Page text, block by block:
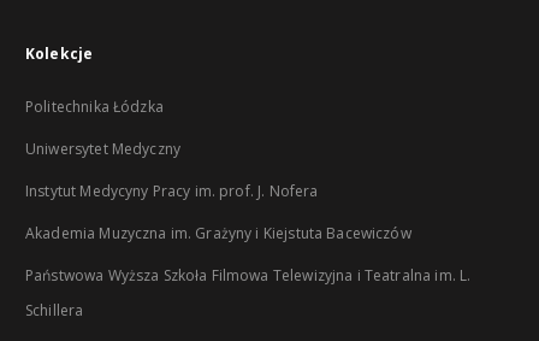
Kolekcje
Politechnika Łódzka
Uniwersytet Medyczny
Instytut Medycyny Pracy im. prof. J. Nofera
Akademia Muzyczna im. Grażyny i Kiejstuta Bacewiczów
Państwowa Wyższa Szkoła Filmowa Telewizyjna i Teatralna im. L.
Schillera